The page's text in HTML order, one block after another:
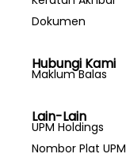
Dokumen
Hubungi Kami
Maklum Balas
Lain-Lain
UPM Holdings
Nombor Plat UPM